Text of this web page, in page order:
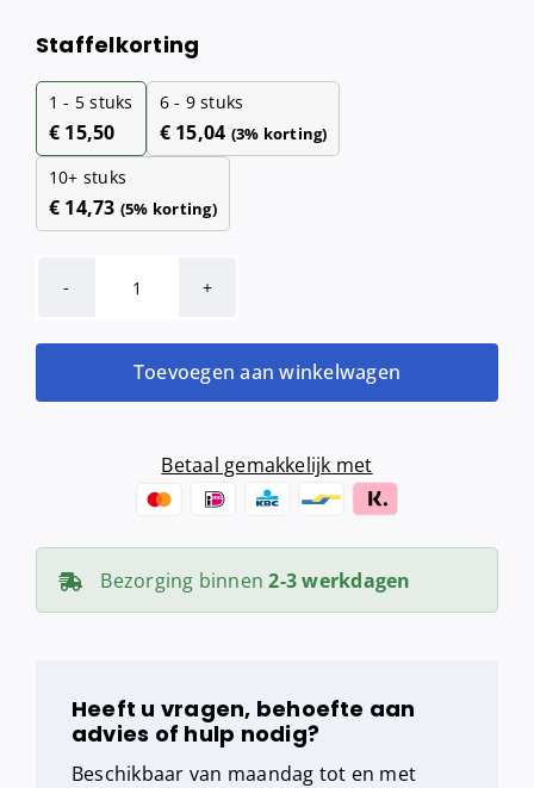
Staffelkorting
1 - 5 stuks
€ 15,50
6 - 9 stuks
€15,04 (3% korting)
10+ stuks
€ 14,73 (5% korting)
Poetsrol
recycled
tissue
laags,
18,5
x
Toevoegen aan winkelwagen
Betaal gemakkelijk met
Bezorging binnen2-3 werkdagen
Heeft u vragen, behoefte aan
advies of hulp nodig?
Beschikbaar van maandag tot en met